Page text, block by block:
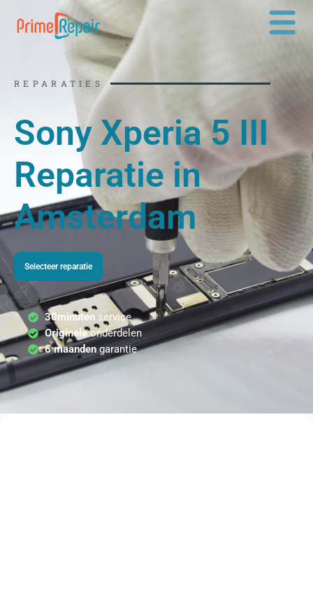
naar
REPARATIES
Sony Xperia 5 III
Reparatie in
Amsterdam
Selecteer reparatie
30minutenservice
Origineleonderdelen
6 maandengarantie